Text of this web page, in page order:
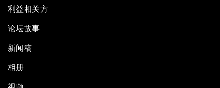
利益相关方
论坛故事
新闻稿
相册